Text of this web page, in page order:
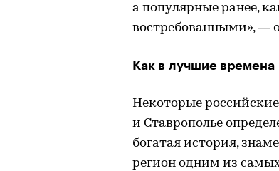
а популярные ранее,
востребованными», —
Как в лучшие времена
Некоторые
и Ставрополье
богатая история,
регион одним из